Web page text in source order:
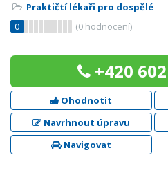
Praktičtí lékaři pro dospělé
0
(0 hodnocení)
+420
Ohodnotit
Navrhnout úpravu
Navigovat